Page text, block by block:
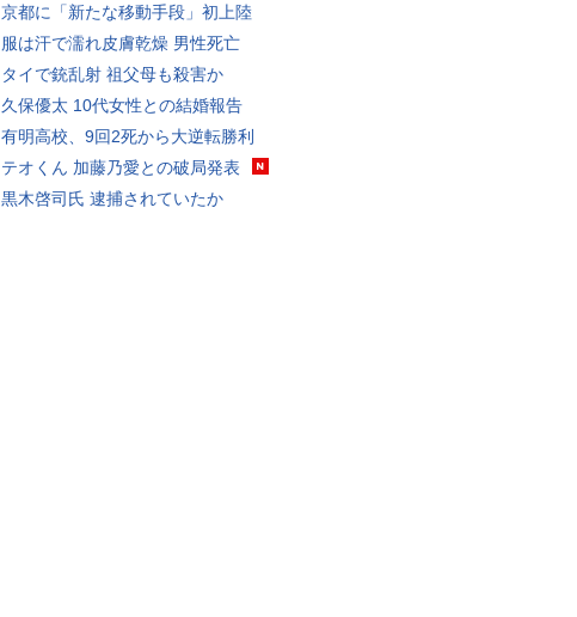
京都に「新たな移動手段」初上陸
服は汗で濡れ皮膚乾燥 男性死亡
タイで銃乱射 祖父母も殺害か
久保優太 10代女性との結婚報告
有明高校、9回2死から大逆転勝利
テオくん 加藤乃愛との破局発表
黒木啓司氏 逮捕されていたか